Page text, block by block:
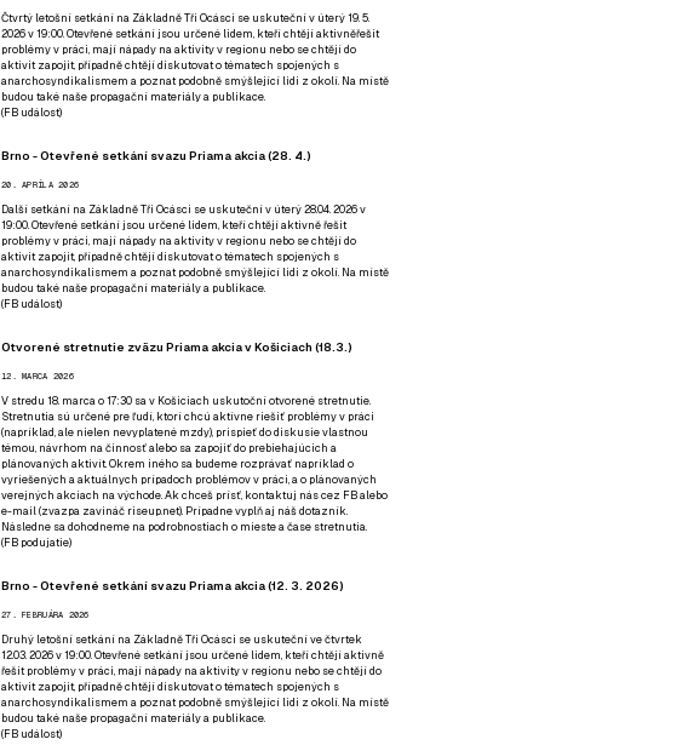
Čtvrtý letošní setkání na Základně Tři Ocásci se uskuteční v úterý 19. 5.
2026 v 19:00. Otevřené setkání jsou určené lidem, kteří chtějí aktivněřešit
problémy v práci, mají nápady na aktivity v regionu nebo se chtějí do
aktivit zapojit, případně chtějí diskutovat o tématech spojených s
anarchosyndikalismem a poznat podobně smýšlející lidi z okolí. Na místě
budou také naše propagační materiály a publikace.
(FB událost)
Brno - Otevřené setkání svazu Priama akcia (28. 4.)
20. APRÍLA 2026
Další setkání na Základně Tři Ocásci se uskuteční v úterý 28.04. 2026 v
19:00. Otevřené setkání jsou určené lidem, kteří chtějí aktivně řešit
problémy v práci, mají nápady na aktivity v regionu nebo se chtějí do
aktivit zapojit, případně chtějí diskutovat o tématech spojených s
anarchosyndikalismem a poznat podobně smýšlející lidi z okolí. Na místě
budou také naše propagační materiály a publikace.
(FB událost)
Otvorené stretnutie zväzu Priama akcia v Košiciach (18.3.)
12. MARCA 2026
V stredu 18. marca o 17:30 sa v Košiciach uskutoční otvorené stretnutie.
Stretnutia sú určené pre ľudí, ktorí chcú aktívne riešiť problémy v práci
(napríklad, ale nielen nevyplatené mzdy), prispieť do diskusie vlastnou
témou, návrhom na činnosť alebo sa zapojiť do prebiehajúcich a
plánovaných aktivít. Okrem iného sa budeme rozprávať napríklad o
vyriešených a aktuálnych prípadoch problémov v práci, a o plánovaných
verejných akciach na východe. Ak chceš prísť, kontaktuj nás cez FBalebo
e-mail (zvazpa zavináč riseup.net). Prípadnevyplň aj náš dotazník.
Následne sa dohodneme na podrobnostiach o mieste a čase stretnutia.
(FB podujatie)
Brno - Otevřené setkání svazu Priama akcia (12. 3. 2026)
27. FEBRUÁRA 2026
Druhý letošní setkání na Základně Tři Ocásci se uskuteční ve čtvrtek
12.03. 2026 v 19:00. Otevřené setkání jsou určené lidem, kteří chtějí aktivně
řešit problémy v práci, mají nápady na aktivity v regionu nebo se chtějí do
aktivit zapojit, případně chtějí diskutovat o tématech spojených s
anarchosyndikalismem a poznat podobně smýšlející lidi z okolí. Na místě
budou také naše propagační materiály a publikace.
(FB událost)